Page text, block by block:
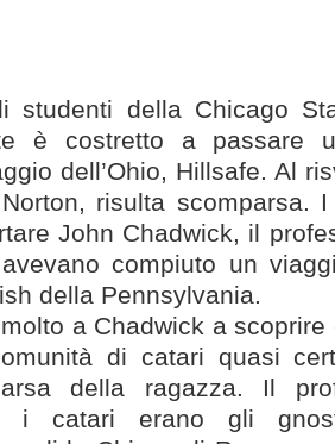
studenti della Chicago
è costretto a passare
dell’Ohio, Hillsafe. Al
risulta scomparsa.
John Chadwick, il
compiuto un
della Pennsylvania.
a Chadwick a
di catari quasi
della ragazza. Il
i catari erano gli